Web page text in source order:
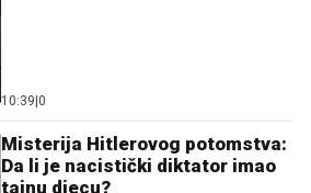
10:39 0
Misterija Hitlerovog potomstva:
Da li je nacistički diktator imao
tajnu djecu?